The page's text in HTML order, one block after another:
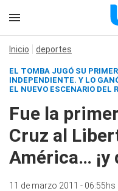
Inicio deportes
EL TOMBA JUGÓ SU
INDEPENDIENTE. Y LO
EL NUEVO ESCENARIO DEL
Fue la
Cruz al
América… ¡y
11 de marzo 2011 - 06:55hs